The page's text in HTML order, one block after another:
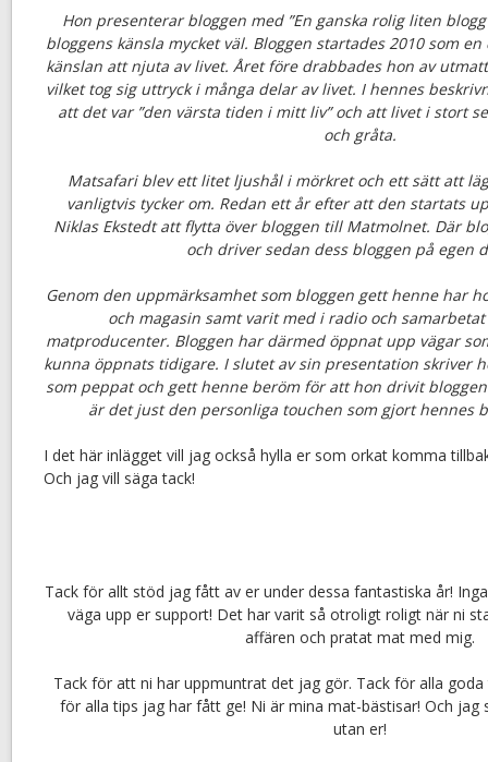
Hon presenterar bloggen med ”En ganska rolig liten
bloggens känsla mycket väl. Bloggen startades 2010 som
känslan att njuta av livet. Året före drabbades hon av
vilket tog sig uttryck i många delar av livet. I hennes
att det var ”den värsta tiden i mitt liv” och att livet i stort
och gråta.
Matsafari blev ett litet ljushål i mörkret och ett sätt att
vanligtvis tycker om. Redan ett år efter att den startats
Niklas Ekstedt att flytta över bloggen till Matmolnet. Där
och driver sedan dess bloggen på egen
Genom den uppmärksamhet som bloggen gett henne har
och magasin samt varit med i radio och
matproducenter. Bloggen har därmed öppnat upp vägar
kunna öppnats tidigare. I slutet av sin presentation skriver
som peppat och gett henne beröm för att hon drivit
är det just den personliga touchen som gjort hennes
I det här inlägget vill jag också hylla er som orkat komma
Och jag vill säga tack!
Tack för allt stöd jag fått av er under dessa fantastiska år!
väga upp er support! Det har varit så otroligt roligt när ni
affären och pratat mat med mig.
Tack för att ni har uppmuntrat det jag gör. Tack för alla
för alla tips jag har fått ge! Ni är mina mat-bästisar! Och jag
utan er!